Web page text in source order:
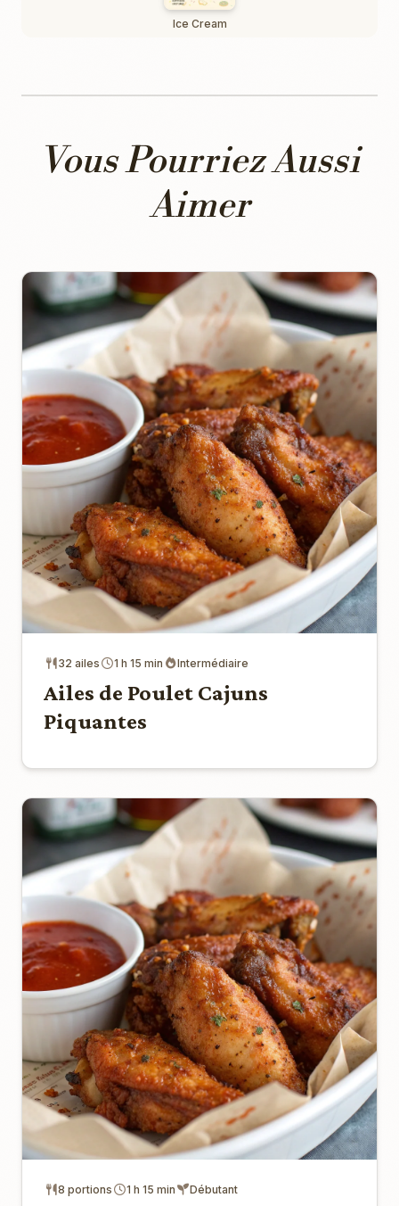
Ice Cream
Vous Pourriez Aussi
Aimer
32 ailes 1 h 15 min Intermédiaire
Ailes de Poulet Cajuns
Piquantes
8 portions 1 h 15 min Débutant